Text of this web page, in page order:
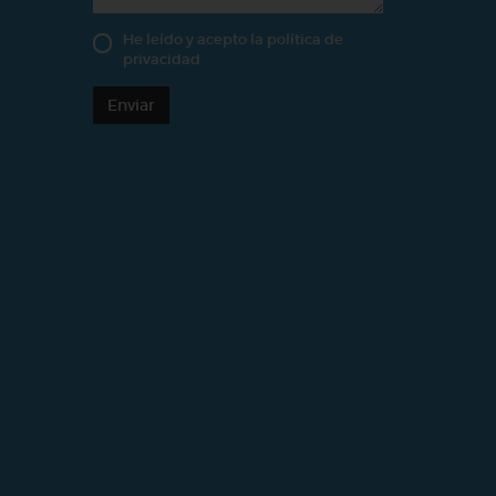
He leído y acepto la política de
privacidad
Enviar